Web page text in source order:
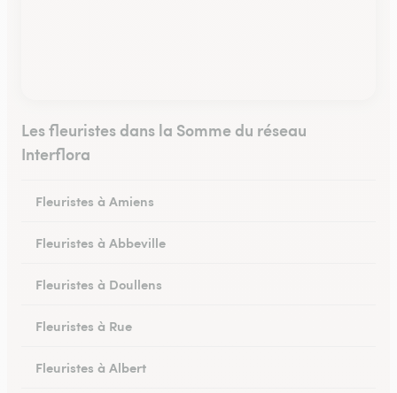
Les fleuristes dans la Somme du réseau
Interflora
Fleuristes à Amiens
Fleuristes à Abbeville
Fleuristes à Doullens
Fleuristes à Rue
Fleuristes à Albert